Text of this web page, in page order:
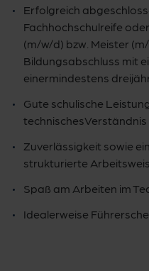
Erfolgreich
Fachhochschulreife
(m/w/d) bzw. Meister
Bildungsabschluss mit
einermindestens
Gute schulische
technischesVerständnis
Zuverlässigkeit sowie
strukturierte
Spaß am Arbeiten im
Idealerweise